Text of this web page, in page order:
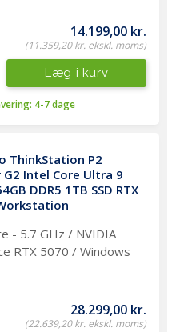
14.199,00 kr.
(11.359,20 kr. ekskl. moms)
4-7 dage
Læg i kurv
ThinkStation P2
G2 Intel Core Ultra 9
DDR5 1TB SSD RTX
- 5.7 GHz / NVIDIA
RTX 5070 / Windows
28.299,00 kr.
(22.639,20 kr. ekskl. moms)